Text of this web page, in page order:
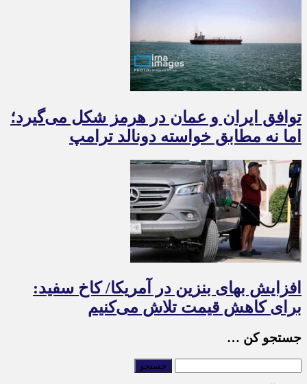
توافق ایران و عمان در هرمز شکل می‌گیرد؛
اما نه مطابق خواسته دونالد ترامپ
افزایش بهای بنزین در آمریکا/ کاخ سفید:
برای کاهش قیمت تلاش می‌کنیم
جستجو کن …